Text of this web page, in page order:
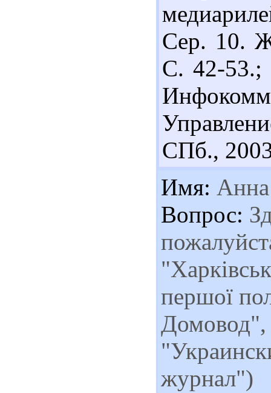
Сер. 10.
С. 42-53.;
СПб.,
Имя: Анна
Вопрос:
першої
Домовод",
журнал")